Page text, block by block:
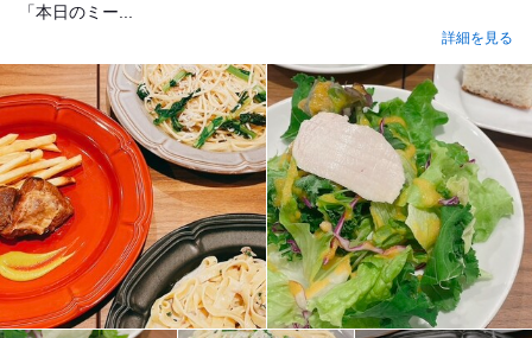
「本日のミー...
詳細を見る